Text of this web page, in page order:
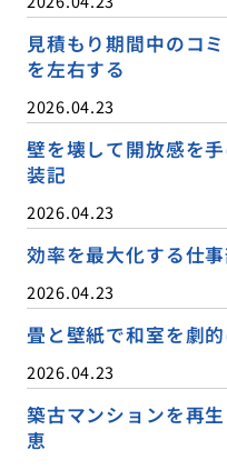
見積もり期間中のコ
を左右する
2026.04.23
壁を壊して開放感を
装記
2026.04.23
効率を最大化する仕
2026.04.23
畳と壁紙で和室を劇
2026.04.23
築古マンションを再
恵